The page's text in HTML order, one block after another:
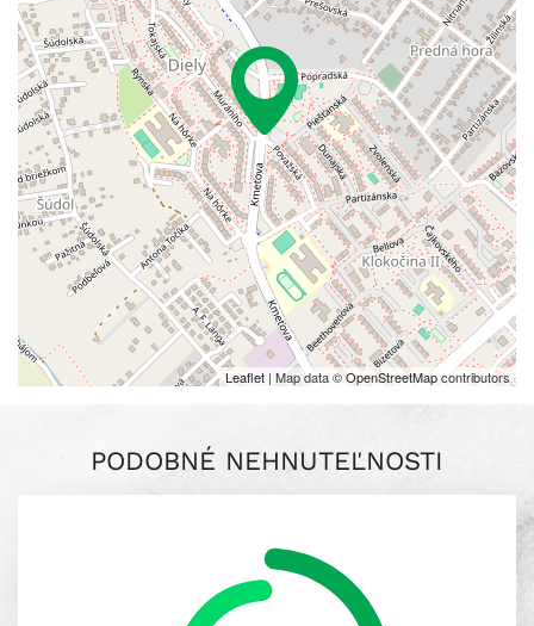
Leaflet | Map data ©OpenStreetMapcontributors
PODOBNÉ NEHNUTEĽNOSTI